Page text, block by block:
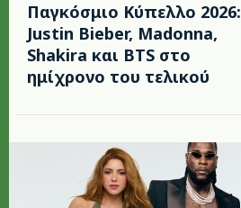
Παγκόσμιο Κύπελλο 2026:
Justin Bieber, Madonna,
Shakira και BTS στο
ημίχρονο του τελικού